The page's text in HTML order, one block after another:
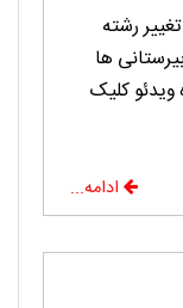
رشته
ها
ویدئو کلیک
ادامه...